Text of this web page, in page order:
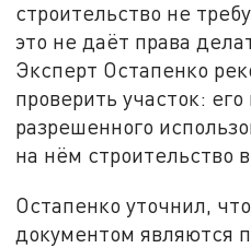
строительство не
это не даёт права
Эксперт Остапенко
проверить участок:
разрешенного
на нём строительство
Остапенко уточнил,
документом являются